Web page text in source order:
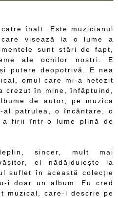
înalt. Este muzicianul
visează la o lume a
sunt stări de fapt,
ale ochilor noștri. E
putere deopotrivă. E nea
omul care mi-a netezit
crezut în mine, înfăptuind,
de autor, pe muzica
patrulea, o încântare, o
a firii într-o lume plină de
sincer, mult mai
el nădăjduiește la
suflet în această colecție
i doar un album. Eu cred
muzical, care-l descrie pe